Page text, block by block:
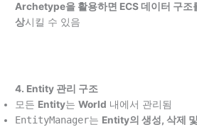
Archetype을 활용하면 ECS 데이터 구
상시킬 수 있음
4. Entity 관리 구조
모든 Entity는World 내에서 관리됨
EntityManager는 Entity의 생성, 삭제